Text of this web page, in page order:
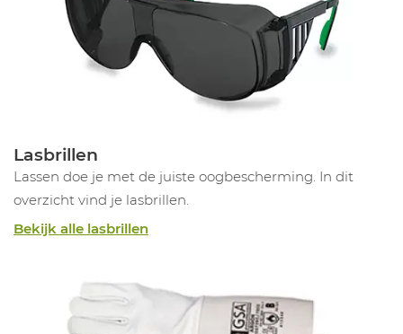
Lasbrillen
Lassen doe je met de juiste oogbescherming. In dit
overzicht vind je lasbrillen.
Bekijk alle lasbrillen